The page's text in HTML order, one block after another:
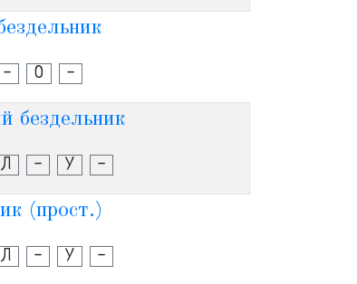
- О -
бездельник
Л - У -
(прост.)
Л - У -